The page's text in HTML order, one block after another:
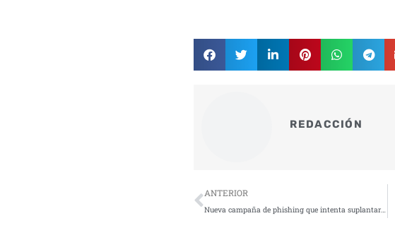
REDACCIÓN
Ant
ANTERIOR
Nueva campaña de phishing que intenta suplantar a Booking